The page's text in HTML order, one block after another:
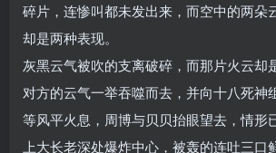
碎片，连惨叫都未发出来，而空中的两朵
却是两种表现。
灰黑云气被吹的支离破碎，而那片火云却
对方的云气一举吞噬而去，并向十八死神
等风平火息，周博与贝贝抬眼望去，情形
上大长老深处爆炸中心，被轰的连吐三口